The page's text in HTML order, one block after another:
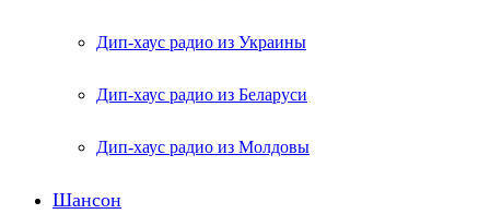
Дип-хаус радио из Украины
Дип-хаус радио из Беларуси
Дип-хаус радио из Молдовы
Шансон